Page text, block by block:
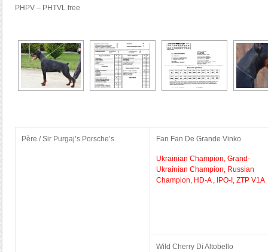
PHPV – PHTVL free
Père / Sir Purgaj’s Porsche’s Fan Fan De Grande Vinko
Ukrainian Champion, Grand-
Ukrainian Champion, Russian
Champion, HD-A , IPO-I, ZTP V1A
Wild Cherry Di Altobello